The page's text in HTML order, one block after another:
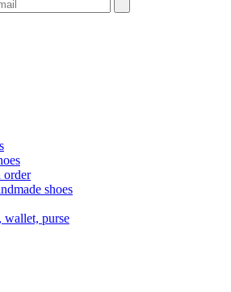
order
shoes
wallet, purse